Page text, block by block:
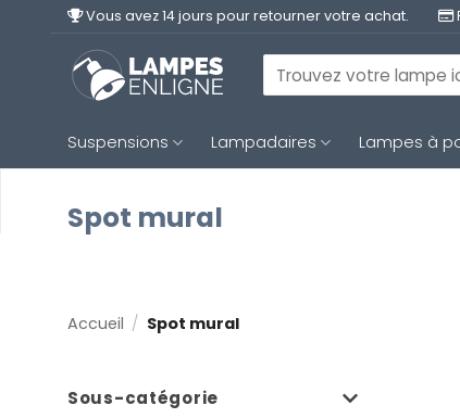
Vous avez 14 jours pour retourner votre achat.
Recherche
pour :
Suspensions Lampadaires Lampes à
Spot mural
Accueil / Spot mural
Sous-catégorie